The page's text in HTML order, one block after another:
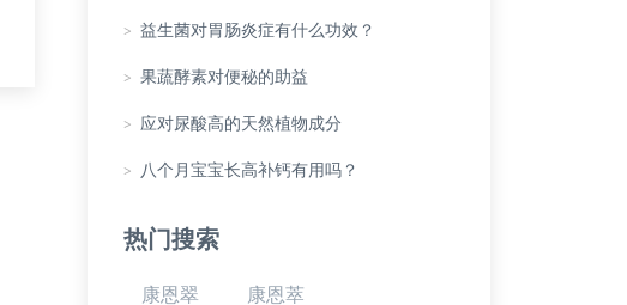
> 益生菌对胃肠炎症有什么功效？
> 果蔬酵素对便秘的助益
> 应对尿酸高的天然植物成分
> 八个月宝宝长高补钙有用吗？
热门搜索
康恩翠 康恩萃